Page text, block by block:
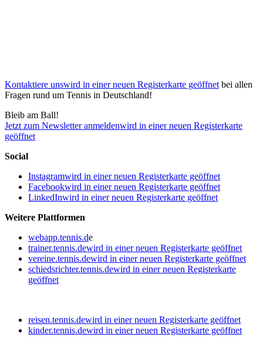
Kontaktiere unswird in einer neuen Registerkarte geöffnet bei allen
Fragen rund um Tennis in Deutschland!
Bleib am Ball!
Jetzt zum Newsletter anmeldenwird in einer neuen Registerkarte
geöffnet
Social
Instagramwird in einer neuen Registerkarte geöffnet
Facebookwird in einer neuen Registerkarte geöffnet
LinkedInwird in einer neuen Registerkarte geöffnet
Weitere Plattformen
webapp.tennis.de
trainer.tennis.dewird in einer neuen Registerkarte geöffnet
vereine.tennis.dewird in einer neuen Registerkarte geöffnet
schiedsrichter.tennis.dewird in einer neuen Registerkarte
geöffnet
reisen.tennis.dewird in einer neuen Registerkarte geöffnet
kinder.tennis.dewird in einer neuen Registerkarte geöffnet